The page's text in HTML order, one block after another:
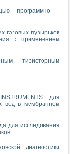
программно -
газовых пузырьков
с применением
тиристорным
для
вод в мембранном
для исследования
диагностики